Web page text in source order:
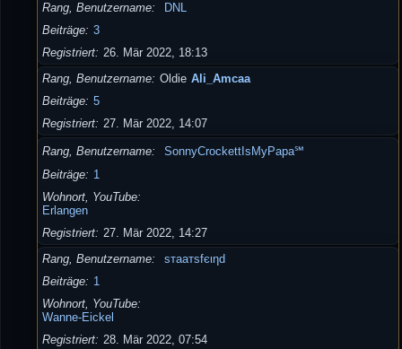
Rang, Benutzername
DNL
Beiträge 3
Registriert 26. Mär 2022, 18:13
Rang, Benutzername Oldie Ali_Amcaa
Beiträge 5
Registriert 27. Mär 2022, 14:07
Rang, Benutzername
SonnyCrockettIsMyPapa℠
Beiträge
1
Wohnort, YouTube
Erlangen
Registriert 27. Mär 2022, 14:27
Rang, Benutzername
ѕтaaтѕfєιηd
Beiträge
1
Wohnort, YouTube
Wanne-Eickel
Registriert 28. Mär 2022, 07:54